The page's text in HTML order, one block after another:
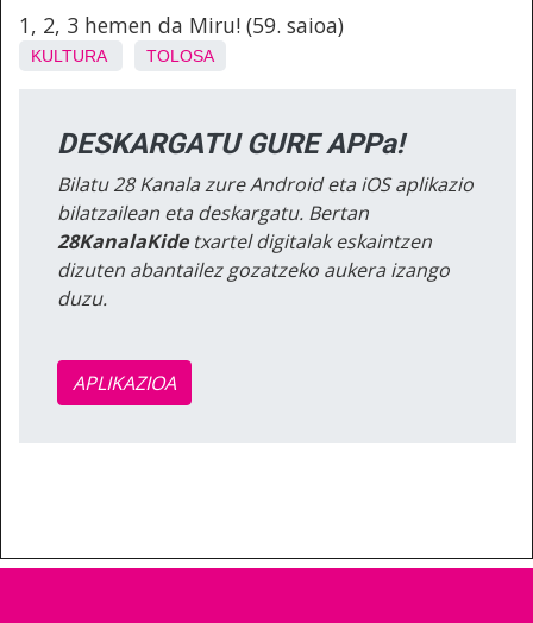
1, 2, 3 hemen da Miru! (59. saioa)
KULTURA TOLOSA
DESKARGATU GURE APPa!
Bilatu 28 Kanala zure Android eta iOS aplikazio
bilatzailean eta deskargatu. Bertan
28KanalaKidetxartel digitalak eskaintzen
dizuten abantailez gozatzeko aukera izango
duzu.
APLIKAZIOA